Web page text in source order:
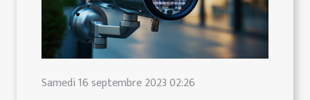
Samedi 16 septembre 2023 02:26